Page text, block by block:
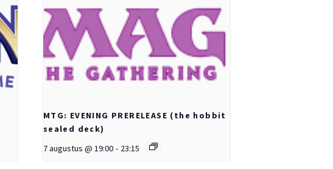
MTG: EVENING PRERELEASE (the hobbit
sealed deck)
7 augustus @ 19:00 - 23:15